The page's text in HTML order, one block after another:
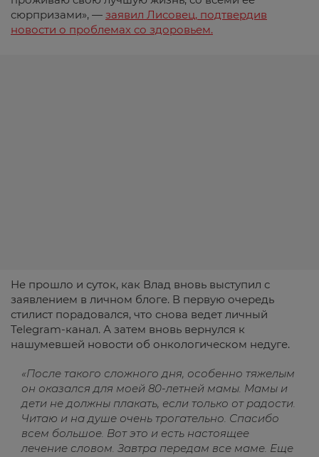
сюрпризами», — заявил Лисовец, подтвердив
новости о проблемах со здоровьем.
Не прошло и суток, как Влад вновь выступил с
заявлением в личном блоге. В первую очередь
стилист порадовался, что снова ведет личный
Telegram-канал. А затем вновь вернулся к
нашумевшей новости об онкологическом недуге.
«После такого сложного дня, особенно тяжелым
он оказался для моей 80-летней мамы. Мамы и
дети не должны плакать, если только от радости.
Читаю и на душе очень трогательно. Спасибо
всем большое. Вот это и есть настоящее
лечение словом. Завтра передам все маме. Еще